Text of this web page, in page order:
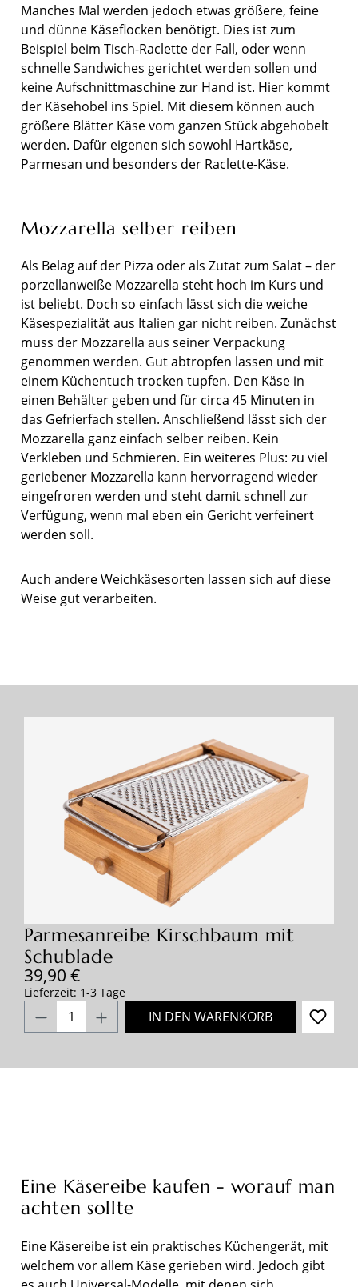
Manches Mal werden jedoch etwas größere, feine
und dünne Käseflocken benötigt. Dies ist zum
Beispiel beim Tisch-Raclette der Fall, oder wenn
schnelle Sandwiches gerichtet werden sollen und
keine Aufschnittmaschine zur Hand ist. Hier kommt
der Käsehobel ins Spiel. Mit diesem können auch
größere Blätter Käse vom ganzen Stück abgehobelt
werden. Dafür eigenen sich sowohl Hartkäse,
Parmesan und besonders der Raclette-Käse.
Mozzarella selber reiben
Als Belag auf der Pizza oder als Zutat zum Salat – der
porzellanweiße Mozzarella steht hoch im Kurs und
ist beliebt. Doch so einfach lässt sich die weiche
Käsespezialität aus Italien gar nicht reiben. Zunächst
muss der Mozzarella aus seiner Verpackung
genommen werden. Gut abtropfen lassen und mit
einem Küchentuch trocken tupfen. Den Käse in
einen Behälter geben und für circa 45 Minuten in
das Gefrierfach stellen. Anschließend lässt sich der
Mozzarella ganz einfach selber reiben. Kein
Verkleben und Schmieren. Ein weiteres Plus: zu viel
geriebener Mozzarella kann hervorragend wieder
eingefroren werden und steht damit schnell zur
Verfügung, wenn mal eben ein Gericht verfeinert
werden soll.
Auch andere Weichkäsesorten lassen sich auf diese
Weise gut verarbeiten.
Parmesanreibe Kirschbaum mit
Schublade
Regulärer Preis:
39,90 €
Lieferzeit: 1-3 Tage
Produkt Anzahl: Gib den gewünschten
IN DEN WARENKORB
Eine Käsereibe kaufen - worauf man
achten sollte
Eine Käsereibe ist ein praktisches Küchengerät, mit
welchem vor allem Käse gerieben wird. Jedoch gibt